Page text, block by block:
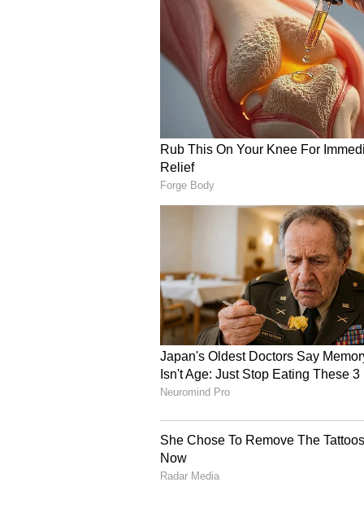
నుంచి ఏడేళ్లుగా డ్రగ్స్ స్మగ్లింగ్‌కు